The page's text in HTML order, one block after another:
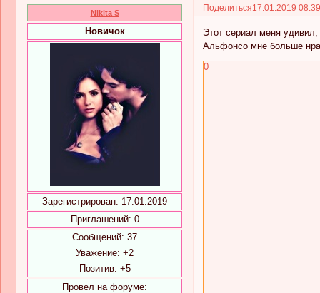
Поделиться17.01.2019
Nikita S
Новичок
Зарегистрирован: 17.01.2019
Приглашений: 0
Сообщений: 37
Уважение: +2
Позитив: +5
Провел на форуме:
Этот сериал меня
Альфонсо мне больше
0